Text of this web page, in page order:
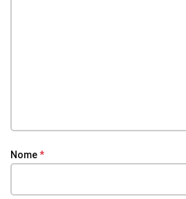
Nome*